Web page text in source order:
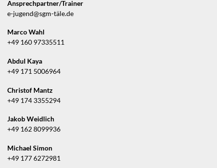
Ansprechpartner/Trainer
e-jugend@sgm-täle.de
Marco Wahl
+49 160 97335511
Abdul Kaya
+49 171 5006964
Christof Mantz
+49 174 3355294
Jakob Weidlich
+49 162 8099936
Michael Simon
+49 177 6272981